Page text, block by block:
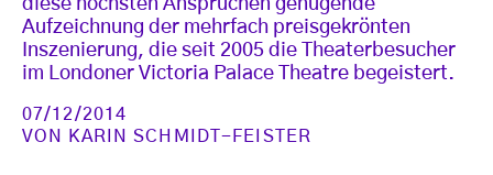
diese höchsten Ansprüchen genügende
Aufzeichnung der mehrfach preisgekrönten
Inszenierung, die seit 2005 die Theaterbesucher
im Londoner Victoria Palace Theatre begeistert.
07/12/2014
VON
KARIN SCHMIDT-FEISTER